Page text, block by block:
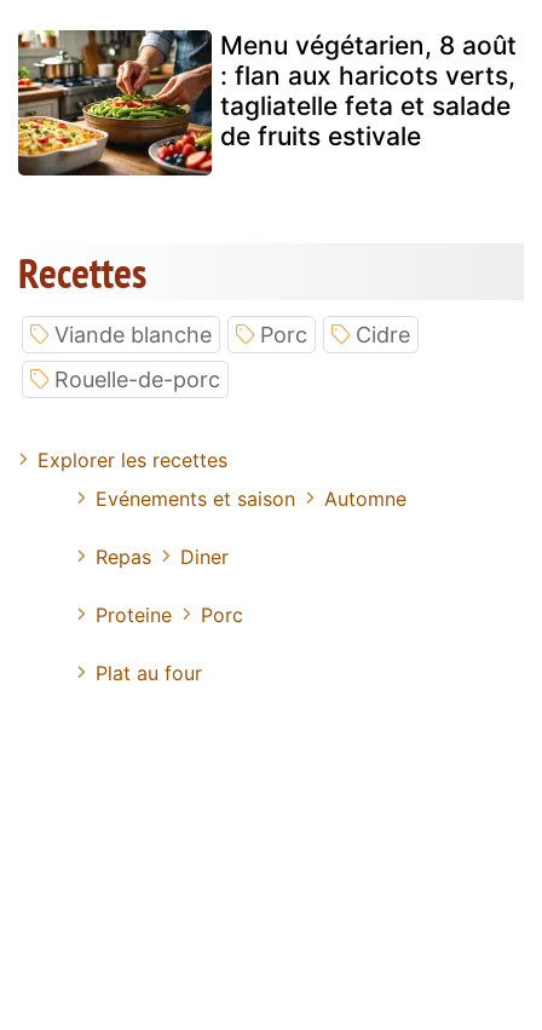
Menu végétarien, 8 août
: flan aux haricots verts,
tagliatelle feta et salade
de fruits estivale
Recettes
Viande blanche Porc
Cidre
Rouelle-de-porc
Explorer les recettes
Evénements et saison
Automne
Repas Diner
Proteine Porc
Plat au four